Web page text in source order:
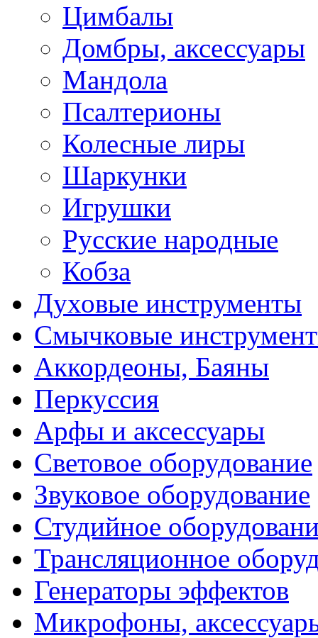
Цимбалы
Домбры, аксессуары
Мандола
Псалтерионы
Колесные лиры
Шаркунки
Игрушки
Русские народные
Кобза
Духовые инструменты
Смычковые
Аккордеоны, Баяны
Перкуссия
Арфы и аксессуары
Световое оборудование
Звуковое оборудование
Студийное
Трансляционное
Генераторы эффектов
Микрофоны,